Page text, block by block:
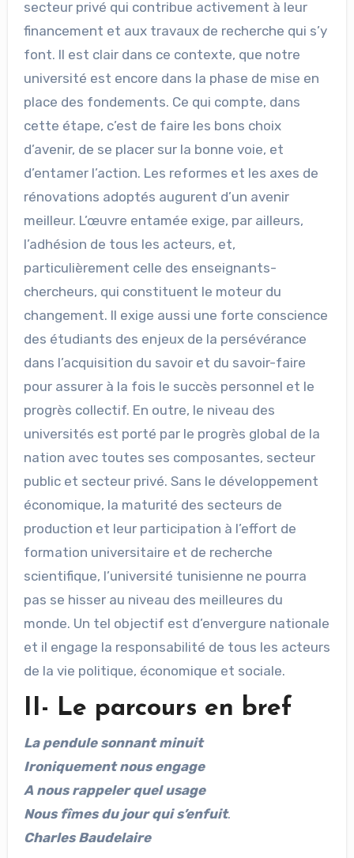
secteur privé qui contribue activement à leur
financement et aux travaux de recherche qui s’y
font. Il est clair dans ce contexte, que notre
université est encore dans la phase de mise en
place des fondements. Ce qui compte, dans
cette étape, c’est de faire les bons choix
d’avenir, de se placer sur la bonne voie, et
d’entamer l’action. Les reformes et les axes de
rénovations adoptés augurent d’un avenir
meilleur. L’œuvre entamée exige, par ailleurs,
l’adhésion de tous les acteurs, et,
particulièrement celle des enseignants-
chercheurs, qui constituent le moteur du
changement. Il exige aussi une forte conscience
des étudiants des enjeux de la persévérance
dans l’acquisition du savoir et du savoir-faire
pour assurer à la fois le succès personnel et le
progrès collectif. En outre, le niveau des
universités est porté par le progrès global de la
nation avec toutes ses composantes, secteur
public et secteur privé. Sans le développement
économique, la maturité des secteurs de
production et leur participation à l’effort de
formation universitaire et de recherche
scientifique, l’université tunisienne ne pourra
pas se hisser au niveau des meilleures du
monde. Un tel objectif est d’envergure nationale
et il engage la responsabilité de tous les acteurs
de la vie politique, économique et sociale.
II- Le parcours en bref
La pendule sonnant minuit
Ironiquement nous engage
A nous rappeler quel usage
Nous fîmes du jour qui s’enfuit.
Charles Baudelaire